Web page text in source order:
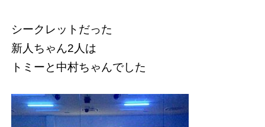
シークレットだった
新人ちゃん2人は
トミーと中村ちゃんでした